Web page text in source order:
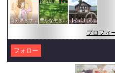
自分磨きサークル 豊かな生き方サークル 【公式】関東サークル
プロフィ
フォロー